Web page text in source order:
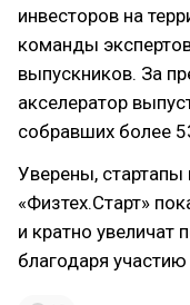
инвесторов на
команды
выпускников. За
акселератор
собравших более
Уверены,
«Физтех.Старт»
и кратно увеличат
благодаря